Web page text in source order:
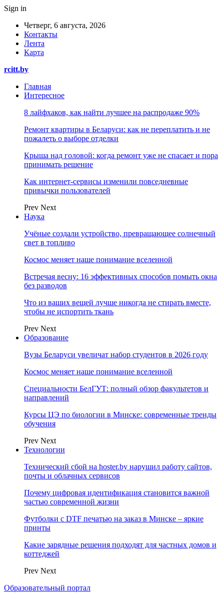
Sign in
Четверг, 6 августа, 2026
Контакты
Лента
Карта
rcitt.by
Главная
Интересное
8 лайфхаков, как найти лучшее на распродаже 90%
Ремонт квартиры в Беларуси: как не переплатить и не
пожалеть о выборе отделки
Крыша над головой: когда ремонт уже не спасает и пора
принимать решение
Как интернет-сервисы изменили повседневные
привычки пользователей
Prev Next
Наука
Учёные создали устройство, превращающее солнечный
свет в топливо
Космос меняет наше понимание вселенной
Встречая весну: 16 эффективных способов помыть окна
без разводов
Что из ваших вещей лучше никогда не стирать вместе,
чтобы не испортить ткань
Prev Next
Образование
Вузы Беларуси увеличат набор студентов в 2026 году
Космос меняет наше понимание вселенной
Специальности БелГУТ: полный обзор факультетов и
направлений
Курсы ЦЭ по биологии в Минске: современные тренды
обучения
Prev Next
Технологии
Технический сбой на hoster.by нарушил работу сайтов,
почты и облачных сервисов
Почему цифровая идентификация становится важной
частью современной жизни
Футболки с DTF печатью на заказ в Минске – яркие
принты
Какие зарядные решения подходят для частных домов и
коттеджей
Prev Next
Образовательный портал